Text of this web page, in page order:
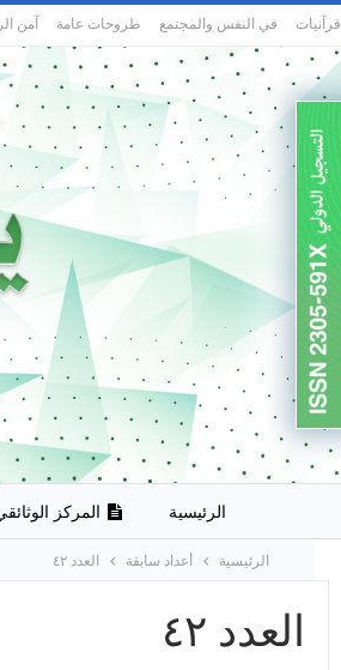
قرآنيات في النفس والمجتمع طروحات عامة آمن
الرئيسية المركز
الرئيسية أعداد سابقة العدد ٤٢
العدد ٤٢